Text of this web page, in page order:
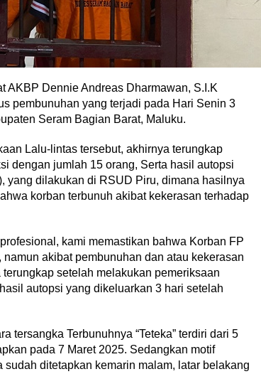
AKBP Dennie Andreas Dharmawan, S.I.K
pembunuhan yang terjadi pada Hari Senin 3
Seram Bagian Barat, Maluku.
Lalu-lintas tersebut, akhirnya terungkap
dengan jumlah 15 orang, Serta hasil autopsi
yang dilakukan di RSUD Piru, dimana hasilnya
korban terbunuh akibat kekerasan terhadap
kami memastikan bahwa Korban FP
akibat pembunuhan dan atau kekerasan
setelah melakukan pemeriksaan
autopsi yang dikeluarkan 3 hari setelah
tersangka Terbunuhnya “Teteka” terdiri dari 5
pada 7 Maret 2025. Sedangkan motif
ditetapkan kemarin malam, latar belakang